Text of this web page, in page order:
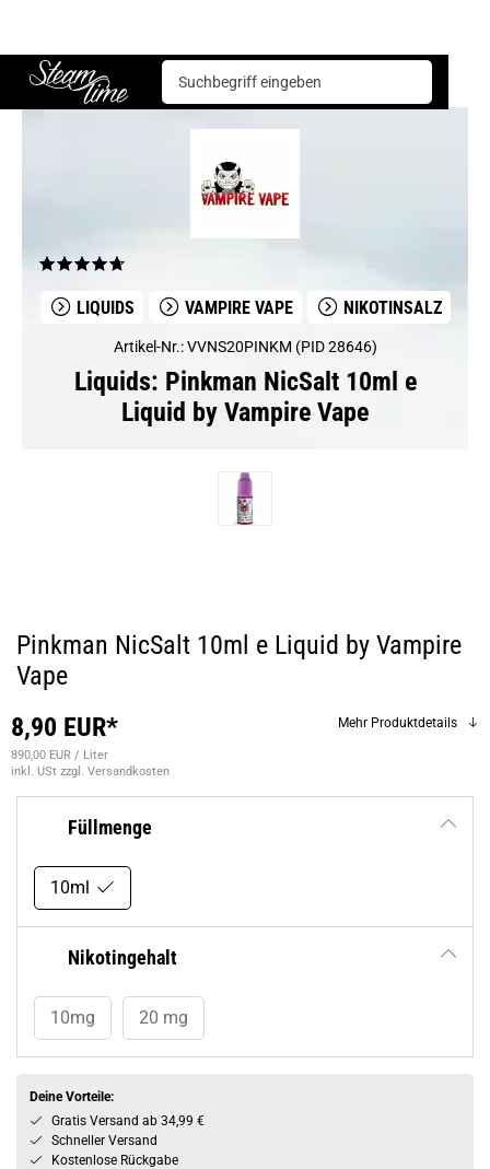
Steam time
Liquids Vampire Vape
LIQUIDS VAMPIRE VAPE NIKOTINSALZ
Artikel-Nr.: VVNS20PINKM (PID 28646)
Liquids: Pinkman NicSalt 10ml e
Liquid by Vampire Vape
Pinkman NicSalt 10ml e Liquid by Vampire
Vape
8,90 EUR*
890,00 EUR / Liter
inkl. USt zzgl. Versandkosten
Mehr Produktdetails
Füllmenge
10ml
Nikotingehalt
10mg 20 mg
Deine Vorteile:
Gratis Versand ab 34,99 €
Schneller Versand
Kostenlose Rückgabe